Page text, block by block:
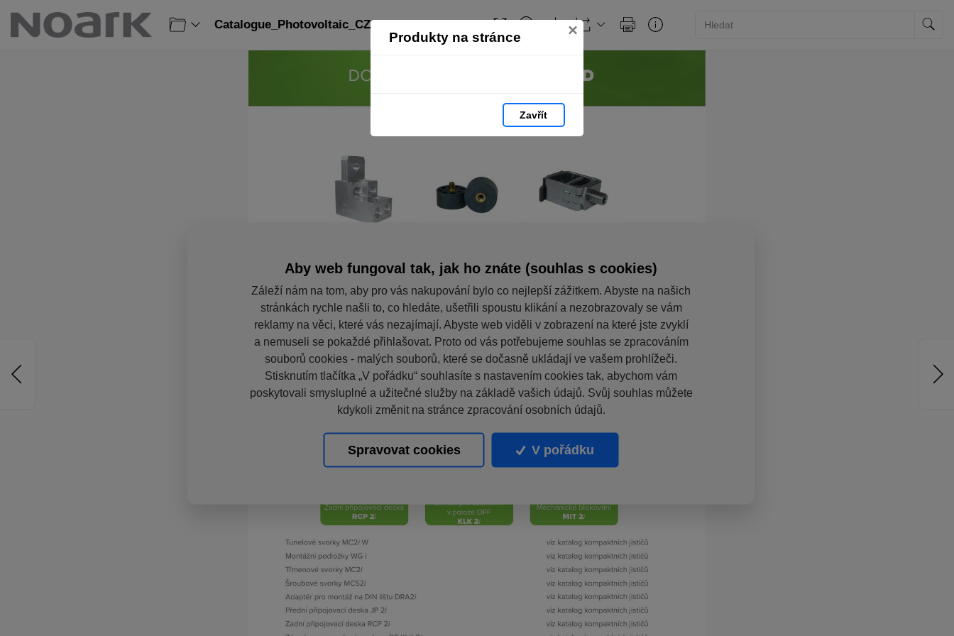
Produkty na stránce ×
Zavřít
Catalogue_Photovoltaic_CZ: strana 84
Aby web fungoval tak, jak ho znáte (souhlas s cookies)
Záleží nám na tom, aby pro vás nakupování bylo co nejlepší zážitkem. Abyste na našich
stránkách rychle našli to, co hledáte, ušetřili spoustu klikání a nezobrazovaly se vám
reklamy na věci, které vás nezajímají. Abyste web viděli v zobrazení na které jste zvyklí
a nemuseli se pokaždé přihlašovat. Proto od vás potřebujeme souhlas se zpracováním
souborů cookies - malých souborů, které se dočasně ukládají ve vašem prohlížeči.
Stisknutím tlačítka „V pořádku“ souhlasíte s nastavením cookies tak, abychom vám
poskytovali smysluplné a užitečné služby na základě vašich údajů. Svůj souhlas můžete
kdykoli změnit na stránce zpracování osobních údajů.
Spravovat cookies V pořádku